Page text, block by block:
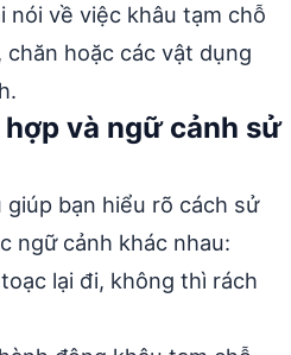
nói về việc khâu tạm chỗ
hoặc các vật dụng
và ngữ cảnh sử
bạn hiểu rõ cách sử
ngữ cảnh khác nhau:
lại đi, không thì rách